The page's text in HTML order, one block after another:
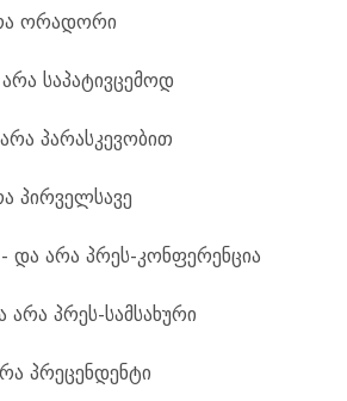
ორადორი
საპატივცემოდ
პარასკევობით
პირველსავე
და არა პრეს-კონფერენცია
არა პრეს-სამსახური
პრეცენდენტი